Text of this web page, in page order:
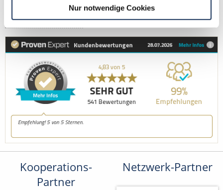
Nur notwendige Cookies
Fax: +49 (0) 521 / 911 730 41
bewerbung@dzas.de
Kooperations-
Partner
Netzwerk-Partner